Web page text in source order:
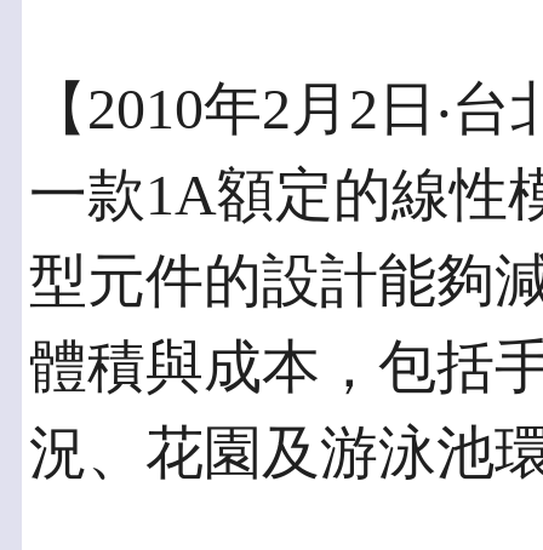
【2010年2月2日‧
一款1A額定的線性
型元件的設計能夠
體積與成本，包括
況、花園及游泳池